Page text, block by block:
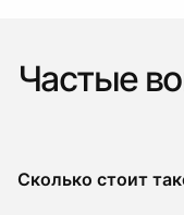
Частые
Сколько стоит